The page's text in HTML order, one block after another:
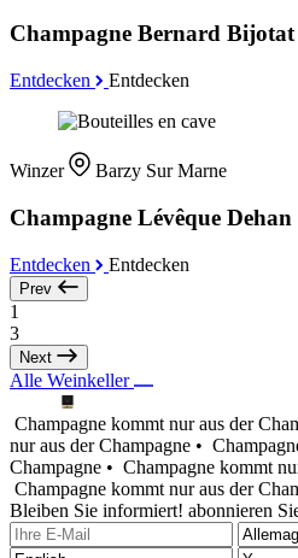
Champagne Bernard Bijotat
Entdecken Entdecken
Winzer Barzy Sur Marne
Champagne Lévêque Dehan
Entdecken Entdecken
Prev
1
3
Next
Alle Weinkeller
Champagne kommt nur aus der
nur aus der Champagne •
Champagne • Champagne kommt
Champagne kommt nur aus der
Bleiben Sie informiert! abonnieren